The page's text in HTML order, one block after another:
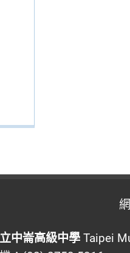
中崙高級中學Taipei